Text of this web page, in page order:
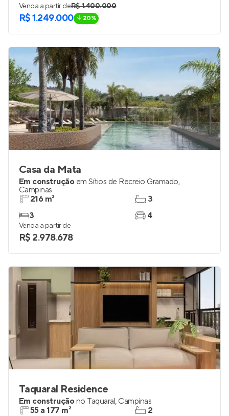
Venda a partir deR$ 1.400.000
R$ 1.249.000 20%
Casa da Mata
Em construção em Sítios de Recreio Gramado,
Campinas
216 m²
3
3
4
Venda a partir de
R$ 2.978.678
Taquaral Residence
Em construçãono Taquaral, Campinas
55 a 177 m²
2